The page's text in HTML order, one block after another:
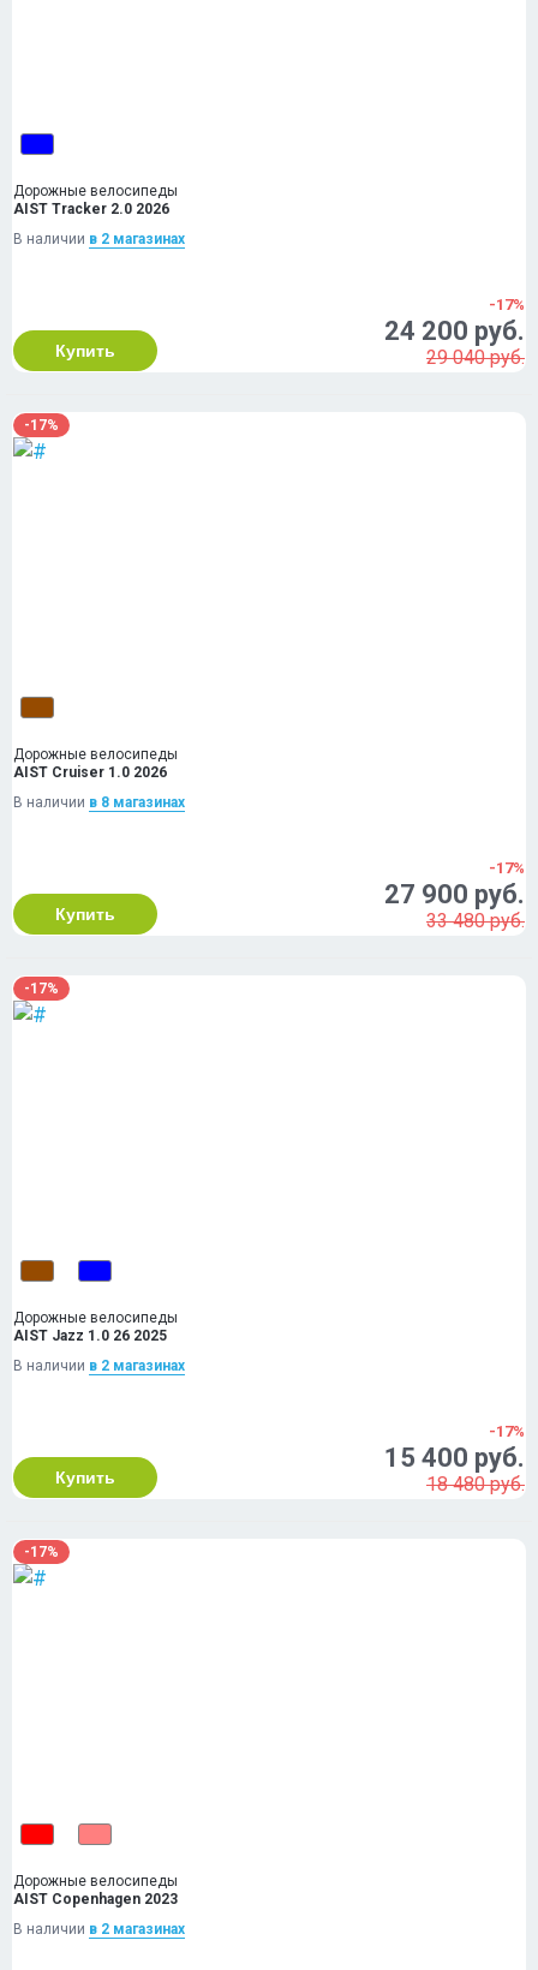
Дорожные велосипеды
AIST Tracker 2.0 2026
В наличии в 2 магазинах
Купить
-17%
24 200 руб.
29 040 руб.
-17%
Дорожные велосипеды
AIST Cruiser 1.0 2026
В наличии в 8 магазинах
Купить
-17%
27 900 руб.
33 480 руб.
-17%
Дорожные велосипеды
AIST Jazz 1.0 26 2025
В наличии в 2 магазинах
Купить
-17%
15 400 руб.
18 480 руб.
-17%
Дорожные велосипеды
AIST Copenhagen 2023
В наличии в 2 магазинах